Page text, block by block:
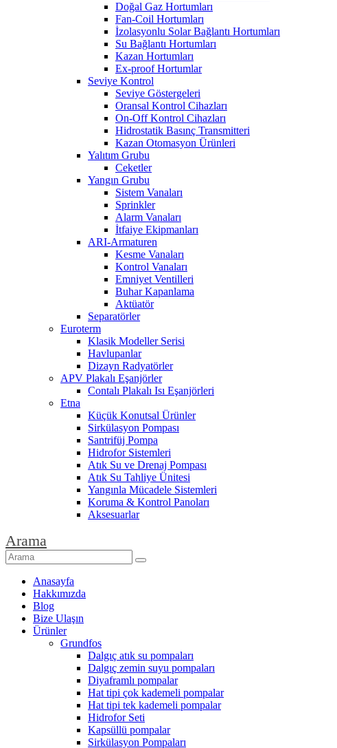
Doğal Gaz Hortumları
Fan-Coil Hortumları
İzolasyonlu Solar Bağlantı Hortumları
Su Bağlantı Hortumları
Kazan Hortumları
Ex-proof Hortumlar
Seviye Kontrol
Seviye Göstergeleri
Oransal Kontrol Cihazları
On-Off Kontrol Cihazları
Hidrostatik Basınç Transmitteri
Kazan Otomasyon Ürünleri
Yalıtım Grubu
Ceketler
Yangın Grubu
Sistem Vanaları
Sprinkler
Alarm Vanaları
İtfaiye Ekipmanları
ARI-Armaturen
Kesme Vanaları
Kontrol Vanaları
Emniyet Ventilleri
Buhar Kapanlama
Aktüatör
Separatörler
Euroterm
Klasik Modeller Serisi
Havlupanlar
Dizayn Radyatörler
APV Plakalı Eşanjörler
Contalı Plakalı Isı Eşanjörleri
Etna
Küçük Konutsal Ürünler
Sirkülasyon Pompası
Santrifüj Pompa
Hidrofor Sistemleri
Atık Su ve Drenaj Pompası
Atık Su Tahliye Ünitesi
Yangınla Mücadele Sistemleri
Koruma & Kontrol Panoları
Aksesuarlar
Arama
Anasayfa
Hakkımızda
Blog
Bize Ulaşın
Ürünler
Grundfos
Dalgıç atık su pompaları
Dalgıç zemin suyu pompaları
Diyaframlı pompalar
Hat tipi çok kademeli pompalar
Hat tipi tek kademeli pompalar
Hidrofor Seti
Kapsüllü pompalar
Sirkülasyon Pompaları